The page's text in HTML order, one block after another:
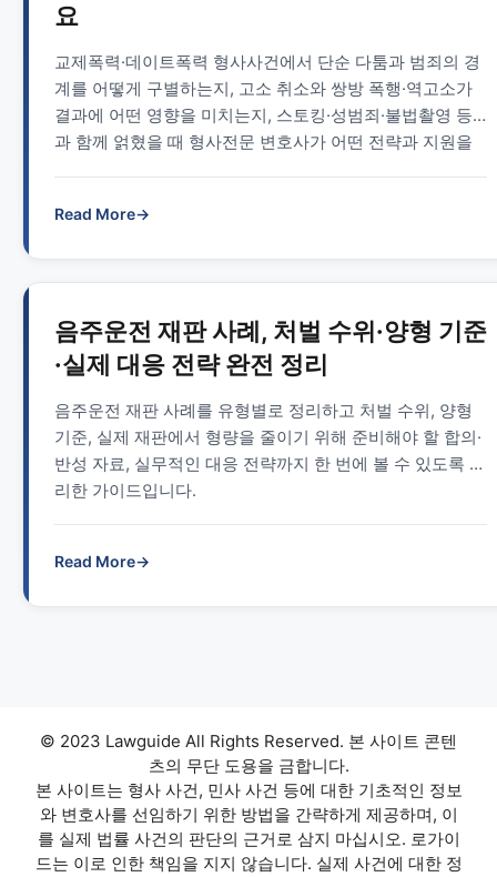
요
교제폭력·데이트폭력 형사사건에서 단순 다툼과 범죄의 경
계를 어떻게 구별하는지, 고소 취소와 쌍방 폭행·역고소가
결과에 어떤 영향을 미치는지, 스토킹·성범죄·불법촬영 등
과 함께 얽혔을 때 형사전문 변호사가 어떤 전략과 지원을
Read More→
음주운전 재판 사례, 처벌 수위·양형 기준
·실제 대응 전략 완전 정리
음주운전 재판 사례를 유형별로 정리하고 처벌 수위, 양형
기준, 실제 재판에서 형량을 줄이기 위해 준비해야 할 합의·
반성 자료, 실무적인 대응 전략까지 한 번에 볼 수 있도록 정
리한 가이드입니다.
Read More→
© 2023 Lawguide All Rights Reserved. 본 사이트 콘텐
츠의 무단 도용을 금합니다.
본 사이트는 형사 사건, 민사 사건 등에 대한 기초적인 정보
와 변호사를 선임하기 위한 방법을 간략하게 제공하며, 이
를 실제 법률 사건의 판단의 근거로 삼지 마십시오. 로가이
드는 이로 인한 책임을 지지 않습니다. 실제 사건에 대한 정